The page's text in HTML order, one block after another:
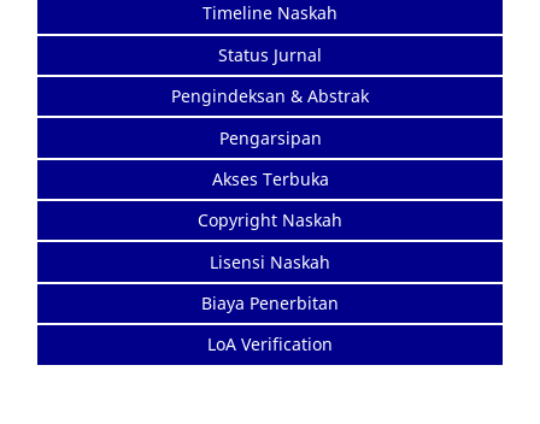
Timeline Naskah
Status Jurnal
Pengindeksan & Abstrak
Pengarsipan
Akses Terbuka
Copyright Naskah
Lisensi Naskah
Biaya Penerbitan
LoA Verification